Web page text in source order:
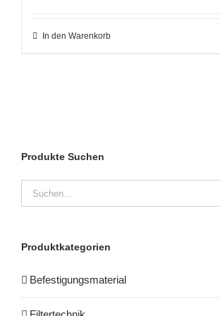
In den Warenkorb
Produkte Suchen
Produktkategorien
Befestigungsmaterial